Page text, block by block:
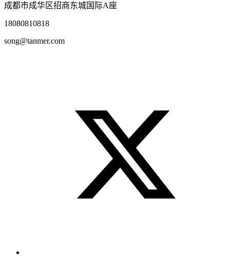
成都市成华区招商东城国际A座
18080810818
song@tanmer.com